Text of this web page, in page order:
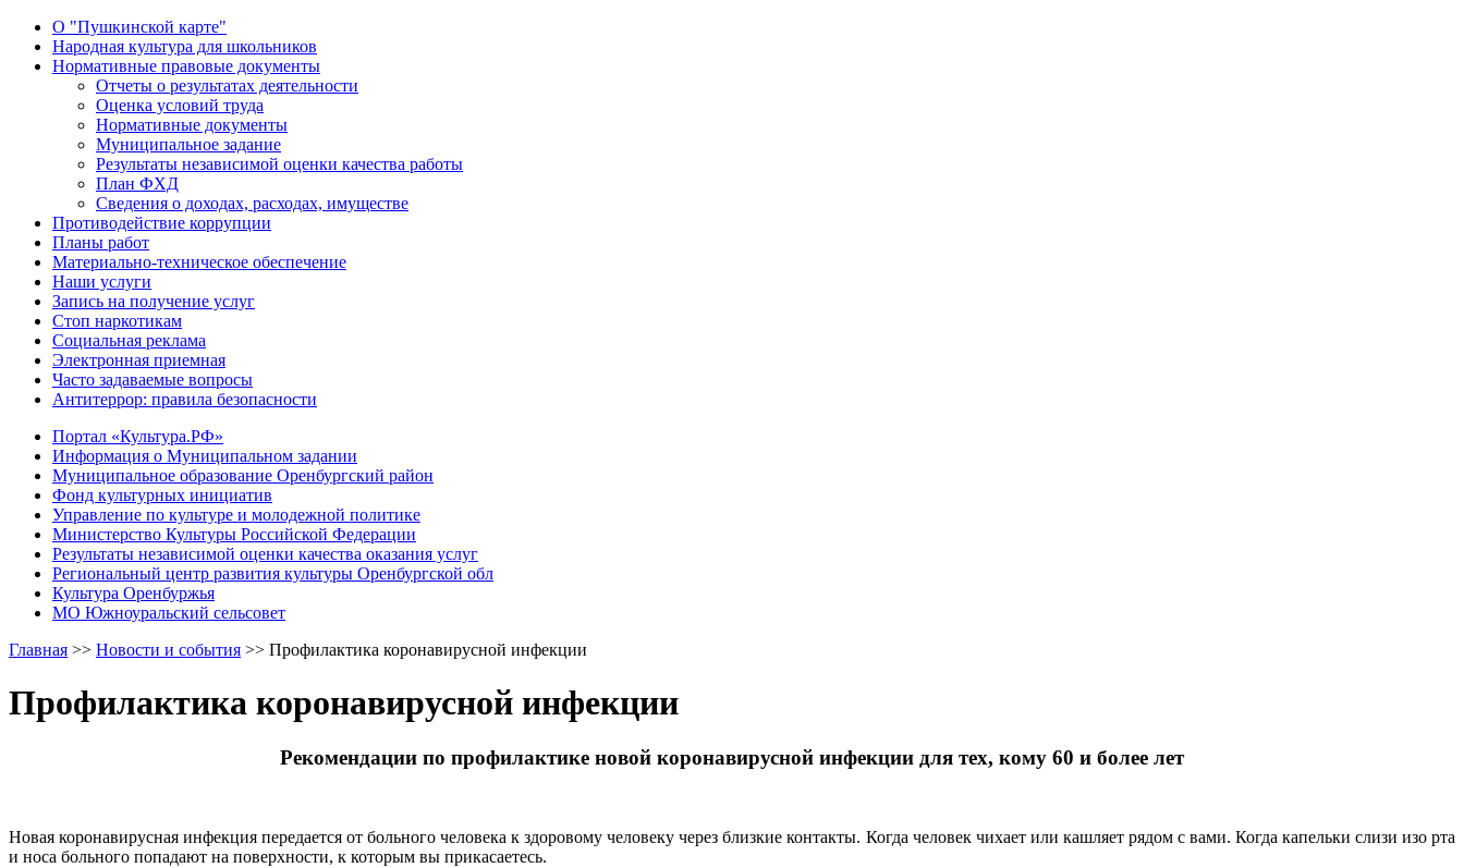
О "Пушкинской карте"
Народная культура для школьников
Нормативные правовые документы
Отчеты о результатах деятельности
Оценка условий труда
Нормативные документы
Муниципальное задание
Результаты независимой оценки качества работы
План ФХД
Сведения о доходах, расходах, имуществе
Противодействие коррупции
Планы работ
Материально-техническое обеспечение
Наши услуги
Запись на получение услуг
Стоп наркотикам
Социальная реклама
Электронная приемная
Часто задаваемые вопросы
Антитеррор: правила безопасности
Портал «Культура.РФ»
Информация о Муниципальном задании
Муниципальное образование Оренбургский район
Фонд культурных инициатив
Управление по культуре и молодежной политике
Министерство Культуры Российской Федерации
Результаты независимой оценки качества оказания услуг
Региональный центр развития культуры Оренбургской обл
Культура Оренбуржья
МО Южноуральский сельсовет
Главная >> Новости и события >> Профилактика коронавирусной инфекции
Профилактика коронавирусной инфекции
Рекомендации по профилактике новой коронавирусной инфекции для тех, кому 60 и более лет
Новая коронавирусная инфекция передается от больного человека к здоровому человеку через близкие контакты. Когда человек чихает или кашляет рядом с вами. Когда капельки слизи изо рта
и носа больного попадают на поверхности, к которым вы прикасаетесь.